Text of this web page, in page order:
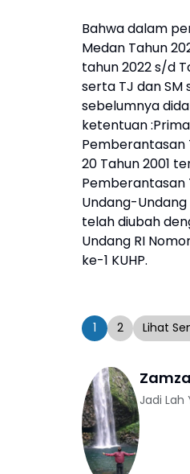
Bahwa dalam
Medan Tahun
tahun 2022 s/d
serta TJ dan
sebelumnya
ketentuan
Pemberantasan
20 Tahun 2001
Pemberantasan
Undang-Undang
telah diubah
Undang RI
ke-1 KUHP.
1 2 Lihat
Jadi Lah